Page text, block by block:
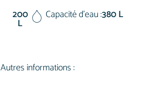
200
L
Capacité d'eau :380 L
Autres informations :